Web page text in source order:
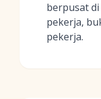
berpusat
pekerja,
pekerja.